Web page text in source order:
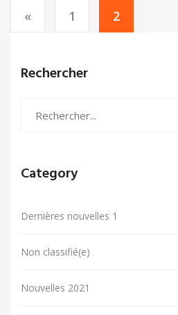
« 1 2
Rechercher
Category
Dernières nouvelles 1
Non classifié(e)
Nouvelles 2021